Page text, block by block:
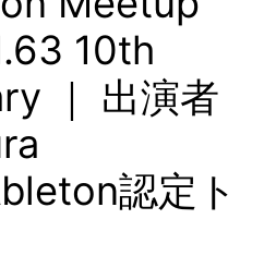
10th
｜ 出演者
認定ト